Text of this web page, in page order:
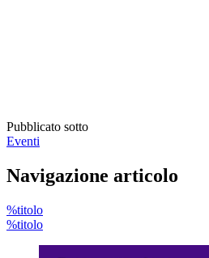
Pubblicato sotto
Eventi
Navigazione articolo
%titolo
%titolo